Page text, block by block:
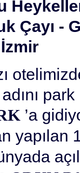
Çayı -
’a
yapılan